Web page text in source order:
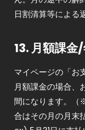
日割清算等による
13. 月額課
マイページの「お
月額課金の場合、
間になります。（
合はその月の月末